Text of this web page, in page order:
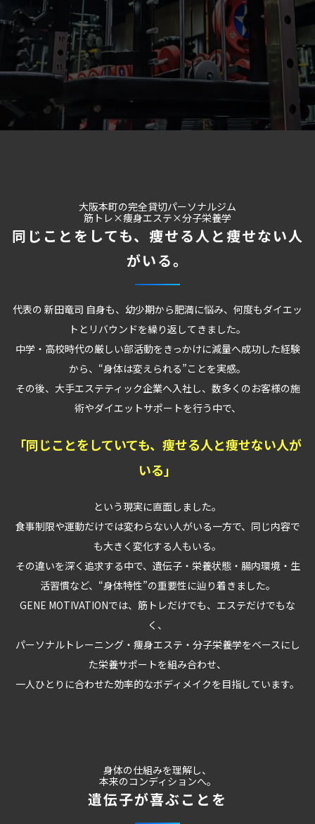
大阪本町の完全貸切パーソナルジム
筋トレ×痩身エステ×分子栄養学
同じことをしても、痩せる人と痩せない人
がいる。
代表の 新田竜司 自身も、幼少期から肥満に悩み、何度もダイエッ
トとリバウンドを繰り返してきました。
中学・高校時代の厳しい部活動をきっかけに減量へ成功した経験
から、“身体は変えられる”ことを実感。
その後、大手エステティック企業へ入社し、数多くのお客様の施
術やダイエットサポートを行う中で、
「同じことをしていても、痩せる人と痩せない人が
いる」
という現実に直面しました。
食事制限や運動だけでは変わらない人がいる一方で、同じ内容で
も大きく変化する人もいる。
その違いを深く追求する中で、遺伝子・栄養状態・腸内環境・生
活習慣など、“身体特性”の重要性に辿り着きました。
GENE MOTIVATIONでは、筋トレだけでも、エステだけでもな
く、
パーソナルトレーニング・痩身エステ・分子栄養学をベースにし
た栄養サポートを組み合わせ、
一人ひとりに合わせた効率的なボディメイクを目指しています。
身体の仕組みを理解し、
本来のコンディションへ。
遺伝子が喜ぶことを